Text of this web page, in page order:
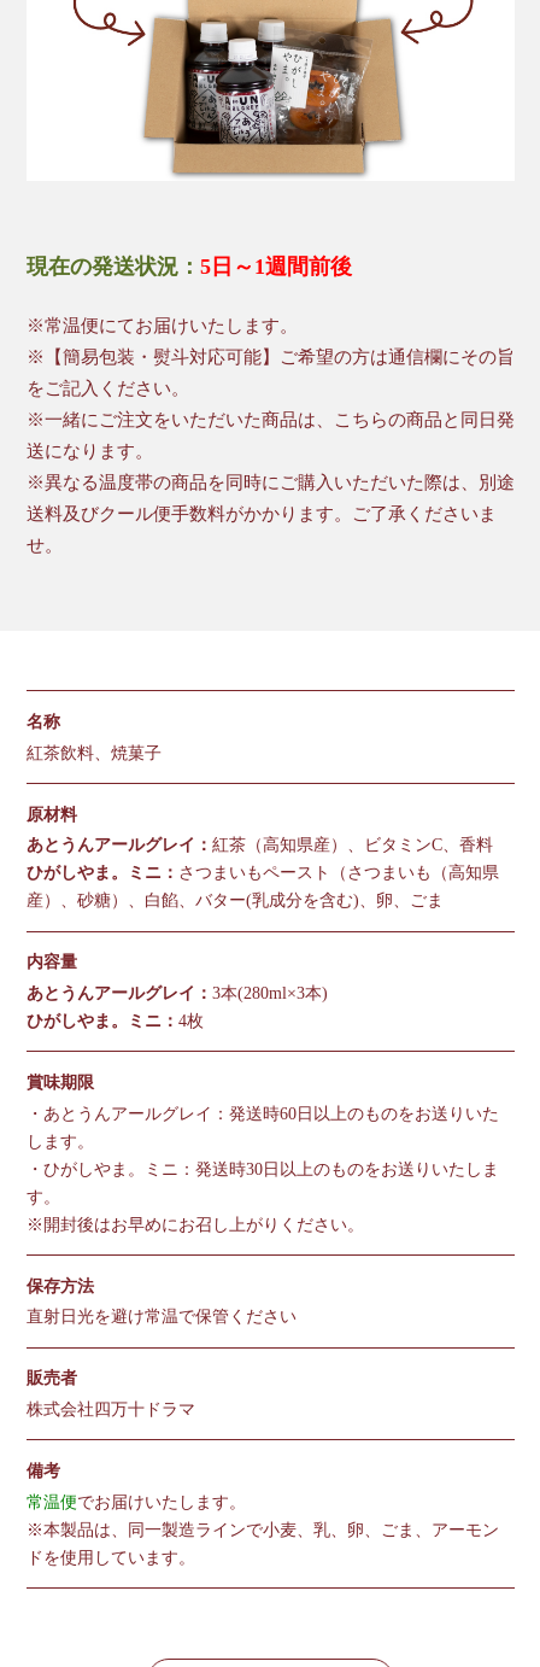
現在の発送状況： 5日～1週間前後
※常温便にてお届けいたします。
※【簡易包装・熨斗対応可能】ご希望の方は通信欄にその旨
をご記入ください。
※一緒にご注文をいただいた商品は、こちらの商品と同日発
送になります。
※異なる温度帯の商品を同時にご購入いただいた際は、別途
送料及びクール便手数料がかかります。ご了承くださいま
せ。
名称
紅茶飲料、焼菓子
原材料
あとうんアールグレイ： 紅茶（高知県産）、ビタミンC、香料
ひがしやま。ミニ： さつまいもペースト（さつまいも（高知県
産）、砂糖）、白餡、バター(乳成分を含む)、卵、ごま
内容量
あとうんアールグレイ： 3本(280ml×3本)
ひがしやま。ミニ： 4枚
賞味期限
・あとうんアールグレイ：発送時60日以上のものをお送りいた
します。
・ひがしやま。ミニ：発送時30日以上のものをお送りいたしま
す。
※開封後はお早めにお召し上がりください。
保存方法
直射日光を避け常温で保管ください
販売者
株式会社四万十ドラマ
備考
常温便でお届けいたします。
※本製品は、同一製造ラインで小麦、乳、卵、ごま、アーモン
ドを使用しています。